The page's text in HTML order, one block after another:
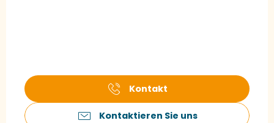
Kontakt
Kontaktieren Sie uns